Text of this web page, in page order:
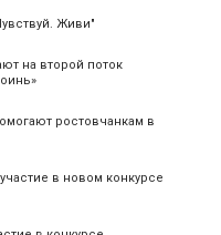
Живи"
на второй поток
ростовчанкам в
в новом конкурсе